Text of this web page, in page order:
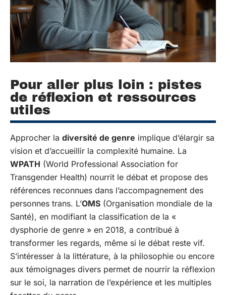
Pour aller plus loin : pistes
de réflexion et ressources
utiles
Approcher la diversité de genre implique d’élargir sa
vision et d’accueillir la complexité humaine. La
WPATH (World Professional Association for
Transgender Health) nourrit le débat et propose des
références reconnues dans l’accompagnement des
personnes trans. L’OMS (Organisation mondiale de la
Santé), en modifiant la classification de la «
dysphorie de genre » en 2018, a contribué à
transformer les regards, même si le débat reste vif.
S’intéresser à la littérature, à la philosophie ou encore
aux témoignages divers permet de nourrir la réflexion
sur le soi, la narration de l’expérience et les multiples